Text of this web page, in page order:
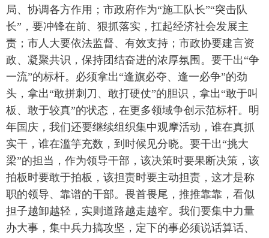
局、协调各方作用；市政府作为“施工队长”“突击队
长”，要冲锋在前、狠抓落实，扛起经济社会发展主
责；市人大要依法监督、有效支持；市政协要建言资
政、凝聚共识，保持团结奋进的浓厚氛围。要干出“争
一流”的标杆。必须拿出“逢旗必夺、逢一必争”的劲
头，拿出“敢拼刺刀、敢打硬仗”的胆识，拿出“敢于叫
板、敢于较真”的状态，在更多领域争创示范标杆。明
年国庆，我们还要继续组织集中观摩活动，谁在真抓
实干，谁在滥竽充数，到时候见分晓。要干出“挑大
梁”的担当，作为领导干部，该决策时要果断决策，该
拍板时要敢于拍板，该担责时要主动担责，这才是称
职的领导、靠谱的干部。畏首畏尾，推推靠靠，看似
担子越卸越轻，实则道路越走越窄。我们要集中力量
办大事，集中兵力搞攻坚，定下的事必须说话算话、